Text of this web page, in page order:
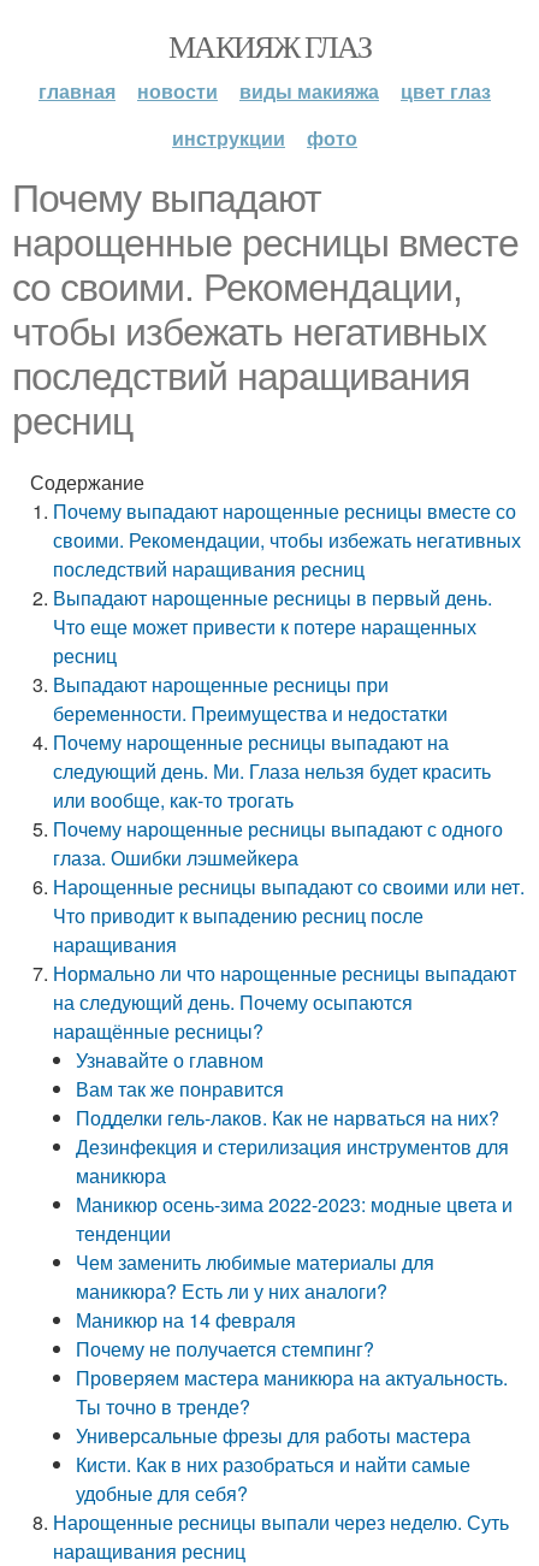
МАКИЯЖ ГЛАЗ
главная новости виды макияжа
цвет глаз
инструкции
фото
Почему выпадают
нарощенные ресницы вместе
со своими. Рекомендации,
чтобы избежать негативных
последствий наращивания
ресниц
Содержание
Почему выпадают нарощенные ресницы вместе со
своими. Рекомендации, чтобы избежать негативных
последствий наращивания ресниц
Выпадают нарощенные ресницы в первый день.
Что еще может привести к потере наращенных
ресниц
Выпадают нарощенные ресницы при
беременности. Преимущества и недостатки
Почему нарощенные ресницы выпадают на
следующий день. Ми. Глаза нельзя будет красить
или вообще, как-то трогать
Почему нарощенные ресницы выпадают с одного
глаза. Ошибки лэшмейкера
Нарощенные ресницы выпадают со своими или нет.
Что приводит к выпадению ресниц после
наращивания
Нормально ли что нарощенные ресницы выпадают
на следующий день. Почему осыпаются
наращённые ресницы?
Узнавайте о главном
Вам так же понравится
Подделки гель-лаков. Как не нарваться на них?
Дезинфекция и стерилизация инструментов для
маникюра
Маникюр осень-зима 2022-2023: модные цвета и
тенденции
Чем заменить любимые материалы для
маникюра? Есть ли у них аналоги?
Маникюр на 14 февраля
Почему не получается стемпинг?
Проверяем мастера маникюра на актуальность.
Ты точно в тренде?
Универсальные фрезы для работы мастера
Кисти. Как в них разобраться и найти самые
удобные для себя?
Нарощенные ресницы выпали через неделю. Суть
наращивания ресниц